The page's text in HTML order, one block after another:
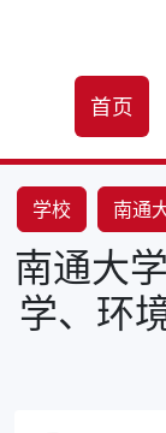
首页
学校 南通
师资力量
南通大
学、环